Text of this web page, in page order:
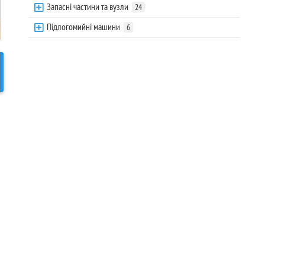
Запасні частини та вузли 24
Підлогомийні машини 6